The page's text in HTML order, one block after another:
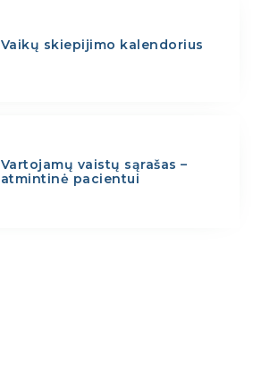
Vaikų skiepijimo kalendorius
Vartojamų vaistų sąrašas –
atmintinė pacientui